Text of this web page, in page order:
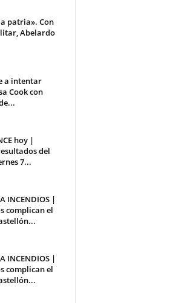
patria». Con
Abelardo
a intentar
Cook con
hoy |
del
7...
INCENDIOS |
complican el
INCENDIOS |
complican el